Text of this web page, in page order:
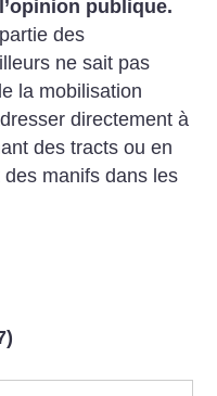
publique.
des
ne sait pas
la mobilisation
directement à
des tracts ou en
manifs dans les